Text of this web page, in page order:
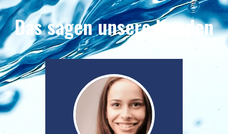
Das sagen unsere Kunden